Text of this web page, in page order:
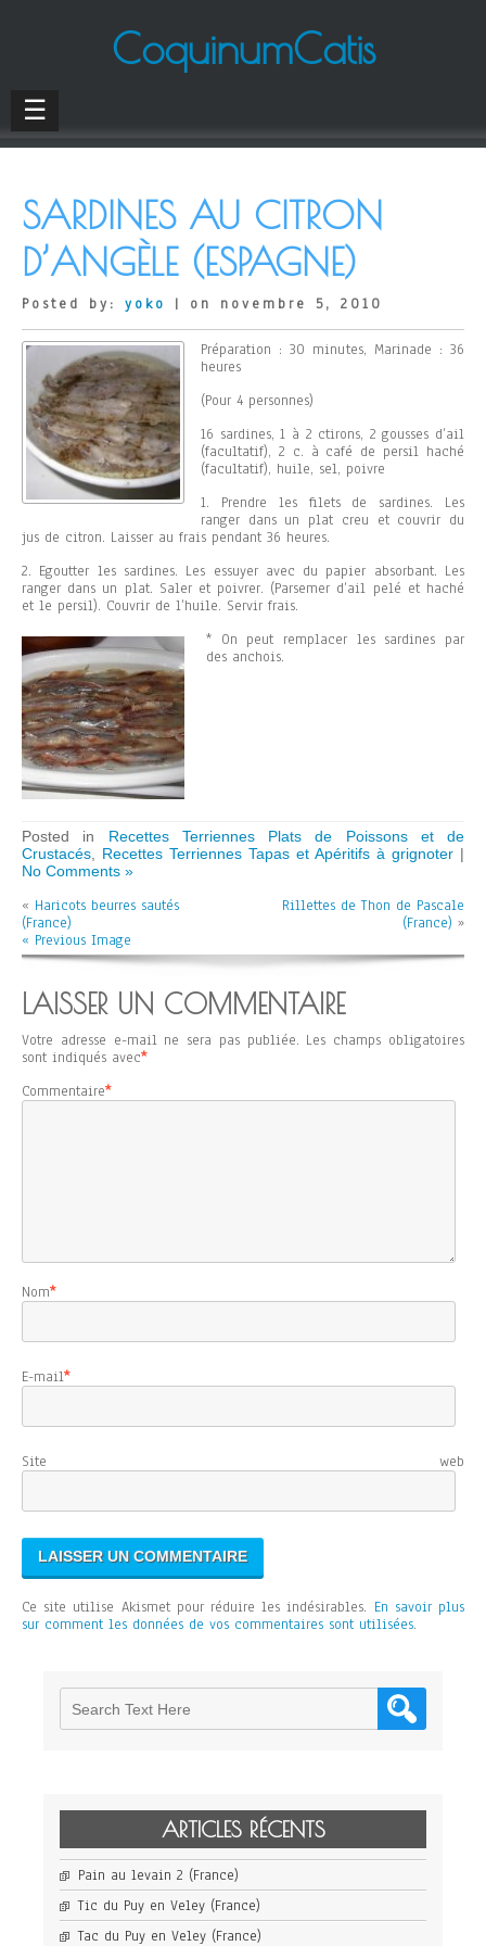
CoquinumCatis
☰
SARDINES AU CITRON
D’ANGÈLE (ESPAGNE)
Posted by: yoko | on novembre 5, 2010
Préparation : 30 minutes, Marinade : 36
heures
(Pour 4 personnes)
16 sardines, 1 à 2 ctirons, 2 gousses d’ail
(facultatif), 2 c. à café de persil haché
(facultatif), huile, sel, poivre
1. Prendre les filets de sardines. Les
ranger dans un plat creu et couvrir du
jus de citron. Laisser au frais pendant 36 heures.
2. Egoutter les sardines. Les essuyer avec du papier absorbant. Les
ranger dans un plat. Saler et poivrer. (Parsemer d’ail pelé et haché
et le persil). Couvrir de l’huile. Servir frais.
* On peut remplacer les sardines par
des anchois.
Posted in Recettes Terriennes Plats de Poissons et de
Crustacés
Recettes Terriennes Tapas et Apéritifs à grignoter |
No Comments »
« Haricots beurres sautés
(France)
Rillettes de Thon de Pascale
(France) »
« Previous Image
LAISSER UN COMMENTAIRE
Votre adresse e-mail ne sera pas publiée. Les champs obligatoires
sont indiqués avec*
Commentaire*
Nom*
E-mail*
Site web
Ce site utilise Akismet pour réduire les indésirables. En savoir plus
sur comment les données de vos commentaires sont utilisées.
ARTICLES RÉCENTS
Pain au levain 2 (France)
Tic du Puy en Veley (France)
Tac du Puy en Veley (France)